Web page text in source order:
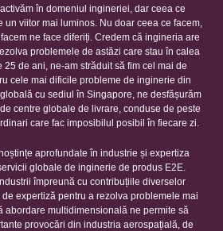
în domeniul ingineriei, dar ceea ce
un viitor mai luminos. Nu doar ceea ce facem,
ne face diferiți. Credem că ingineria are
problemele de astăzi care stau în calea
25 de ani, ne-am străduit să fim cel mai de
cele mai dificile probleme de inginerie din
cu sediul în Singapore, ne desfășurăm
centre globale de livrare, conduse de peste
care fac imposibilul posibil în fiecare zi.
aprofundate în industrie și expertiza
globale de inginerie de produs E2E.
împreună cu contribuțiile diverselor
expertiză pentru a rezolva problemele mai
abordare multidimensională ne permite să
provocări din industria aerospațială, de